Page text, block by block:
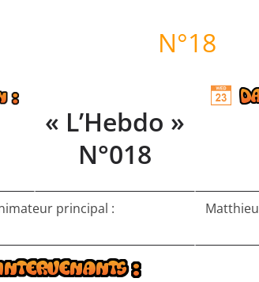
N°18
« L’Hebdo »
N°018
Matthieu